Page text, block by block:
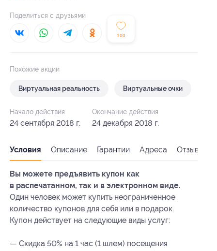
100
Поделиться с друзьями
Похожие акции
Виртуальная реальность Виртуальные очки
Начало действия
24 сентября 2018 г.
Окончание действия
24 декабря 2018 г.
Условия Описание Гарантии Адреса Отзывы
Вы можете предъявить купон как
в распечатанном, так и в электронном виде.
Один человек может купить неограниченное
количество купонов для себя или в подарок.
Купон действует на следующие виды услуг:
— Скидка 50% на 1 час (1 шлем) посещения